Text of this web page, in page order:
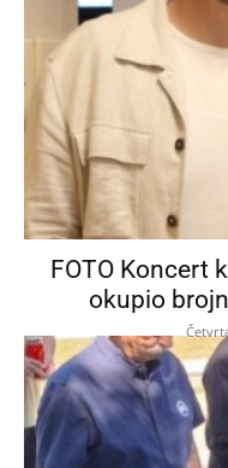
FOTO Koncert
okupio